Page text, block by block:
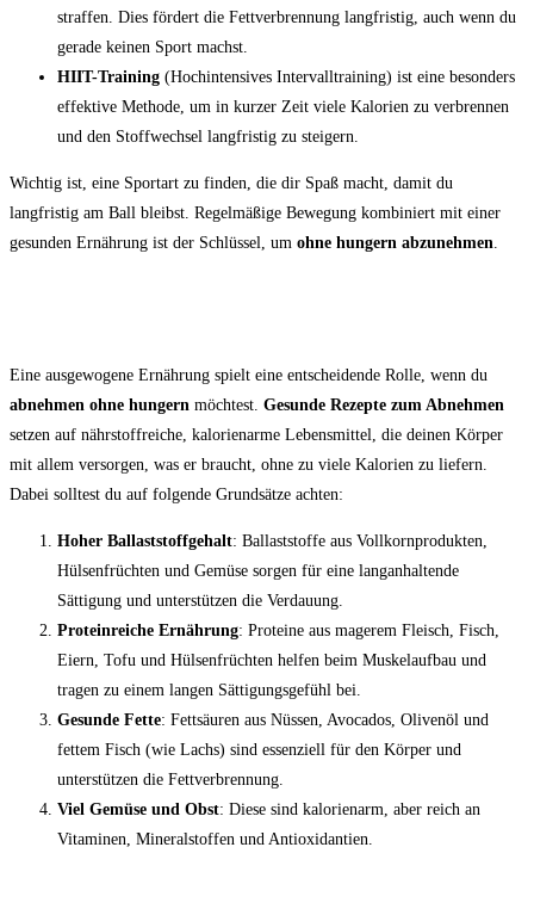
straffen. Dies fördert die Fettverbrennung langfristig, auch wenn du
gerade keinen Sport machst.
HIIT-Training (Hochintensives Intervalltraining) ist eine besonders
effektive Methode, um in kurzer Zeit viele Kalorien zu verbrennen
und den Stoffwechsel langfristig zu steigern.
Wichtig ist, eine Sportart zu finden, die dir Spaß macht, damit du
langfristig am Ball bleibst. Regelmäßige Bewegung kombiniert mit einer
gesunden Ernährung ist der Schlüssel, um ohne hungern abzunehmen
Eine ausgewogene Ernährung spielt eine entscheidende Rolle, wenn du
abnehmen ohne hungern möchtest. Gesunde Rezepte zum Abnehmen
setzen auf nährstoffreiche, kalorienarme Lebensmittel, die deinen Körper
mit allem versorgen, was er braucht, ohne zu viele Kalorien zu liefern.
Dabei solltest du auf folgende Grundsätze achten:
Hoher Ballaststoffgehalt: Ballaststoffe aus Vollkornprodukten,
Hülsenfrüchten und Gemüse sorgen für eine langanhaltende
Sättigung und unterstützen die Verdauung.
Proteinreiche Ernährung: Proteine aus magerem Fleisch, Fisch,
Eiern, Tofu und Hülsenfrüchten helfen beim Muskelaufbau und
tragen zu einem langen Sättigungsgefühl bei.
Gesunde Fette: Fettsäuren aus Nüssen, Avocados, Olivenöl und
fettem Fisch (wie Lachs) sind essenziell für den Körper und
unterstützen die Fettverbrennung.
Viel Gemüse und Obst: Diese sind kalorienarm, aber reich an
Vitaminen, Mineralstoffen und Antioxidantien.